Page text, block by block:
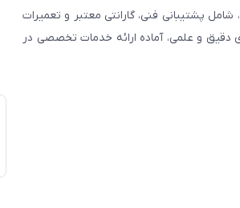
پشتیبانی فنی، گارانتی معتبر و تعمیرات
دقیق و علمی، آماده ارائه خدمات تخصصی در